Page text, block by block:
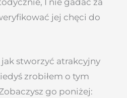
I nie gadać za
jej chęci do
stworzyć atrakcyjny
zrobiłem o tym
go poniżej: